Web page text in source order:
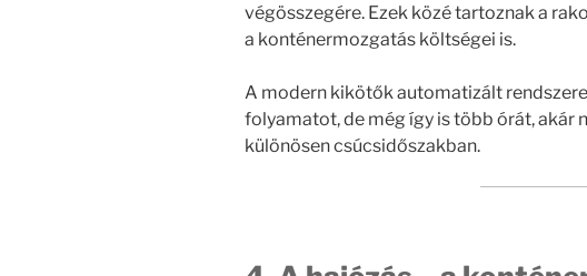
végösszegére. Ezek közé tartoznak a
a konténermozgatás költségei is.
A modern kikötők automatizált
folyamatot, de még így is több órát, akár
különösen csúcsidőszakban.